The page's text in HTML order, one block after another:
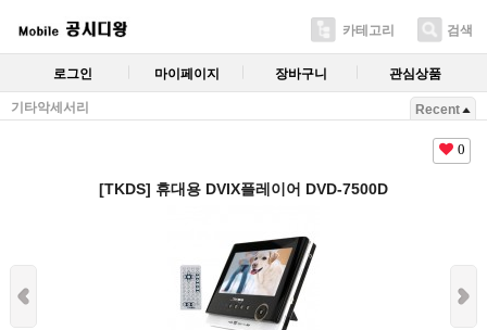
카테고리 검색
로그인 마이페이지 장바구니 관심상품
기타악세서리 Recent
0
[TKDS] 휴대용 DVIX플레이어 DVD-7500D